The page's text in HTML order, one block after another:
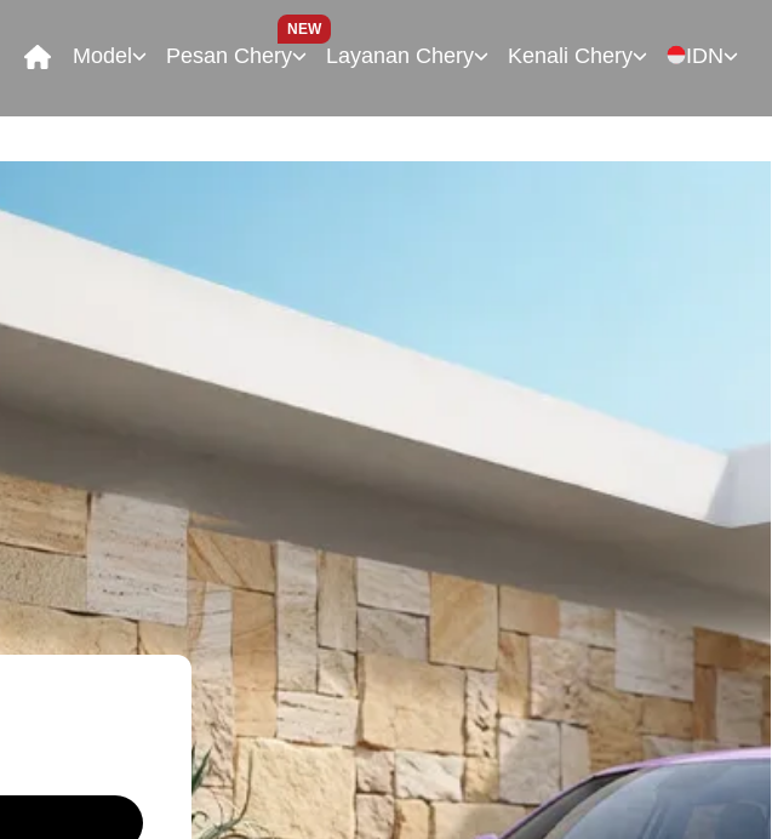
Model Pesan Chery
NEW
Layanan Chery Kenali Chery IDN